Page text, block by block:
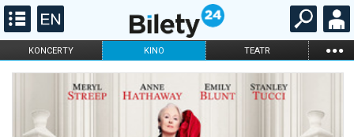
KONCERTY KINO TEATR ...
FILHARMONIA OPERA I BALET
DLA DZIECI
ONLINE KARNETY